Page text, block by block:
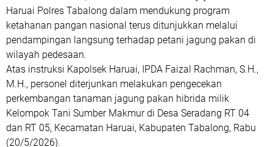
Haruai Polres Tabalong dalam mendukung program
ketahanan pangan nasional terus ditunjukkan melalui
pendampingan langsung terhadap petani jagung pakan di
wilayah pedesaan.
Atas instruksi Kapolsek Haruai, IPDA Faizal Rachman, S.H.,
M.H., personel diterjunkan melakukan pengecekan
perkembangan tanaman jagung pakan hibrida milik
Kelompok Tani Sumber Makmur di Desa Seradang RT 04
dan RT 05, Kecamatan Haruai, Kabupaten Tabalong, Rabu
(20/5/2026).